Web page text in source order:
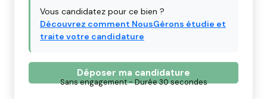
Vous candidatez pour ce bien ?
Découvrez comment NousGérons étudie et
traite votre candidature
Déposer ma candidature
Sans engagement - Durée 30 secondes